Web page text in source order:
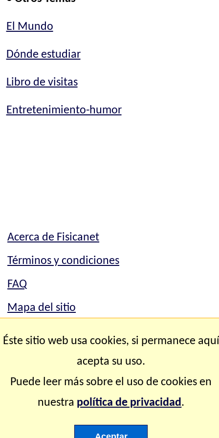
El Mundo
Dónde estudiar
Libro de visitas
Entretenimiento-humor
Acerca de Fisicanet
Términos y condiciones
FAQ
Mapa del sitio
Mapa del sitio
derechos reservados
Éste sitio web usa cookies, si permanece aquí
acepta su uso.
Puede leer más sobre el uso de cookies en
nuestra política de privacidad.